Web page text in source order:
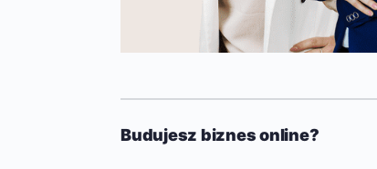
Budujesz biznes online?